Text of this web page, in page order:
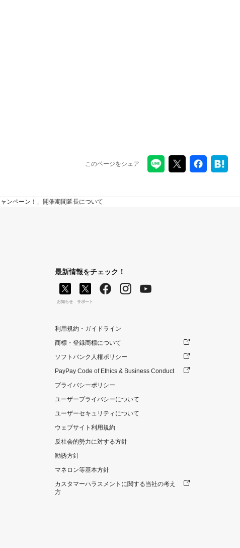
このページをシェア
ンペーン！」開催期間延長について
最新情報をチェック！
お知らせ サポート
利用規約・ガイドライン
商標・登録商標について
ソフトバンク人権ポリシー
PayPay Code of Ethics & Business Conduct
プライバシーポリシー
ユーザープライバシーについて
ユーザーセキュリティについて
ウェブサイト利用規約
反社会的勢力に対する方針
勧誘方針
マネロン等基本方針
カスタマーハラスメントに関する当社の考え
方